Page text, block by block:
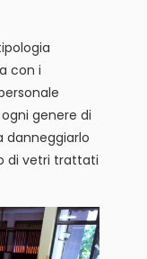
con i
genere di
danneggiarlo
di vetri trattati